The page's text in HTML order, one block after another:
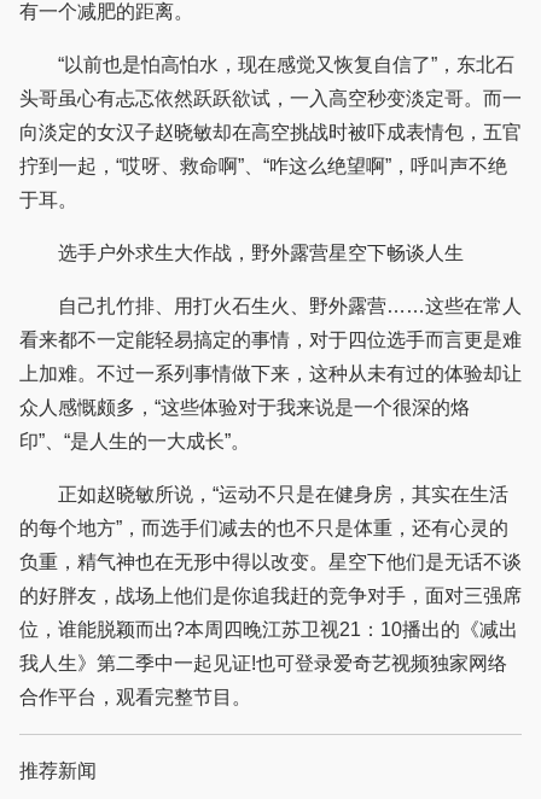
有一个减肥的距离。
“以前也是怕高怕水，现在感觉又恢复自信了”，东北石
头哥虽心有忐忑依然跃跃欲试，一入高空秒变淡定哥。而一
向淡定的女汉子赵晓敏却在高空挑战时被吓成表情包，五官
拧到一起，“哎呀、救命啊”、“咋这么绝望啊”，呼叫声不绝
于耳。
选手户外求生大作战，野外露营星空下畅谈人生
自己扎竹排、用打火石生火、野外露营……这些在常人
看来都不一定能轻易搞定的事情，对于四位选手而言更是难
上加难。不过一系列事情做下来，这种从未有过的体验却让
众人感慨颇多，“这些体验对于我来说是一个很深的烙
印”、“是人生的一大成长”。
正如赵晓敏所说，“运动不只是在健身房，其实在生活
的每个地方”，而选手们减去的也不只是体重，还有心灵的
负重，精气神也在无形中得以改变。星空下他们是无话不谈
的好胖友，战场上他们是你追我赶的竞争对手，面对三强席
位，谁能脱颖而出?本周四晚江苏卫视21：10播出的《减出
我人生》第二季中一起见证!也可登录爱奇艺视频独家网络
合作平台，观看完整节目。
推荐新闻